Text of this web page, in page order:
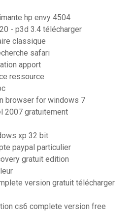
hp envy 4504
- p3d 3.4 télécharger
classique
safari
apport
ressource
browser for windows 7
2007 gratuitement
xp 32 bit
paypal particulier
gratuit edition
version gratuit télécharger
cs6 complete version free